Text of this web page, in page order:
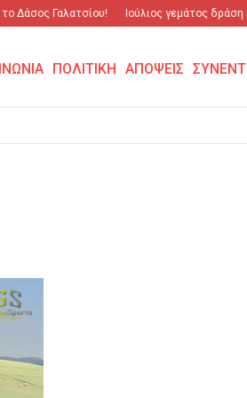
Δάσος Γαλατσίου! Ιούλιος γεμάτος δράση
ΠΟΛΙΤΙΚΗ ΑΠΟΨΕΙΣ